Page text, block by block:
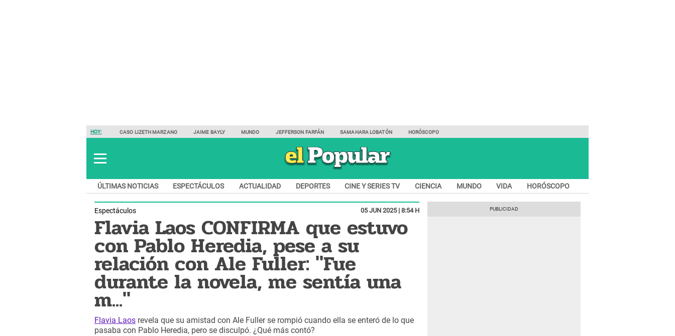
HOY: CASO LIZETH MARZANO JAIME BAYLY MUNDO JEFFERSON FARFÁN SAMAHARA LOBATÓN HORÓSCOPO
ÚLTIMAS NOTICIAS ESPECTÁCULOS ACTUALIDAD DEPORTES CINE Y SERIES TV CIENCIA MUNDO VIDA HORÓSCOPO
Espectáculos 05 JUN 2025 | 8:54 H
Flavia Laos CONFIRMA que estuvo
con Pablo Heredia, pese a su
relación con Ale Fuller: "Fue
durante la novela, me sentía una
m..."
Flavia Laos revela que su amistad con Ale Fuller se rompió cuando ella se enteró de lo que
pasaba con Pablo Heredia, pero se disculpó. ¿Qué más contó?